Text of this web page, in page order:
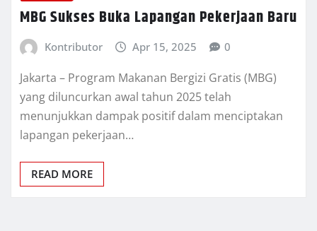
MBG Sukses Buka Lapangan Pekerjaan Baru
Kontributor Apr 15, 2025 0
Jakarta – Program Makanan Bergizi Gratis (MBG)
yang diluncurkan awal tahun 2025 telah
menunjukkan dampak positif dalam menciptakan
lapangan pekerjaan…
READ MORE